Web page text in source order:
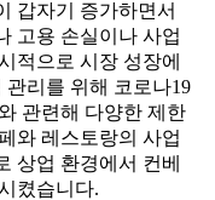
갑자기 증가하면서
고용 손실이나 사업
적으로 시장 성장에
리를 위해 코로나19
관련해 다양한 제한
와 레스토랑의 사업
상업 환경에서 컨베
켰습니다.